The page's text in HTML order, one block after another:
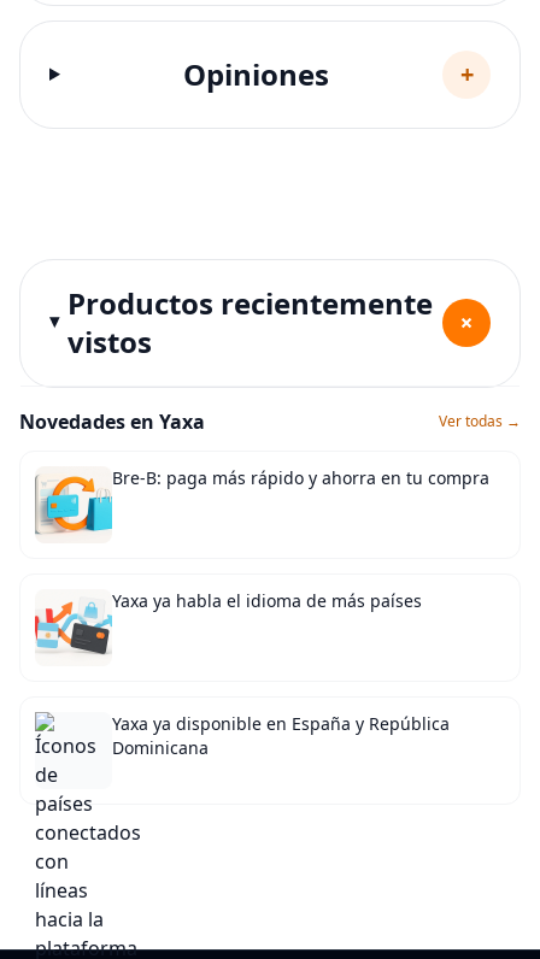
Opiniones +
Productos recientemente
vistos
+
Novedades en Yaxa Ver todas →
Bre-B: paga más rápido y ahorra en tu compra
Yaxa ya habla el idioma de más países
Yaxa ya disponible en España y República
Dominicana